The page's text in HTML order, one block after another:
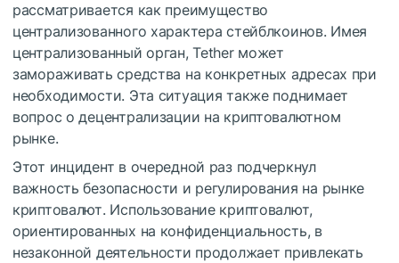
рассматривается как преимущество
централизованного характера стейблкоинов. Имея
централизованный орган, Tether может
замораживать средства на конкретных адресах при
необходимости. Эта ситуация также поднимает
вопрос о децентрализации на криптовалютном
рынке.
Этот инцидент в очередной раз подчеркнул
важность безопасности и регулирования на рынке
криптовалют. Использование криптовалют,
ориентированных на конфиденциальность, в
незаконной деятельности продолжает привлекать